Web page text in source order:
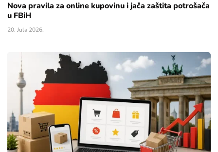
Nova pravila za online kupovinu i jača zaštita potrošača
u FBiH
20. Jula 2026.